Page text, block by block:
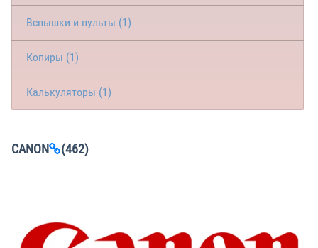
Вспышки и пульты (1)
Копиры (1)
Калькуляторы (1)
CANON (462)